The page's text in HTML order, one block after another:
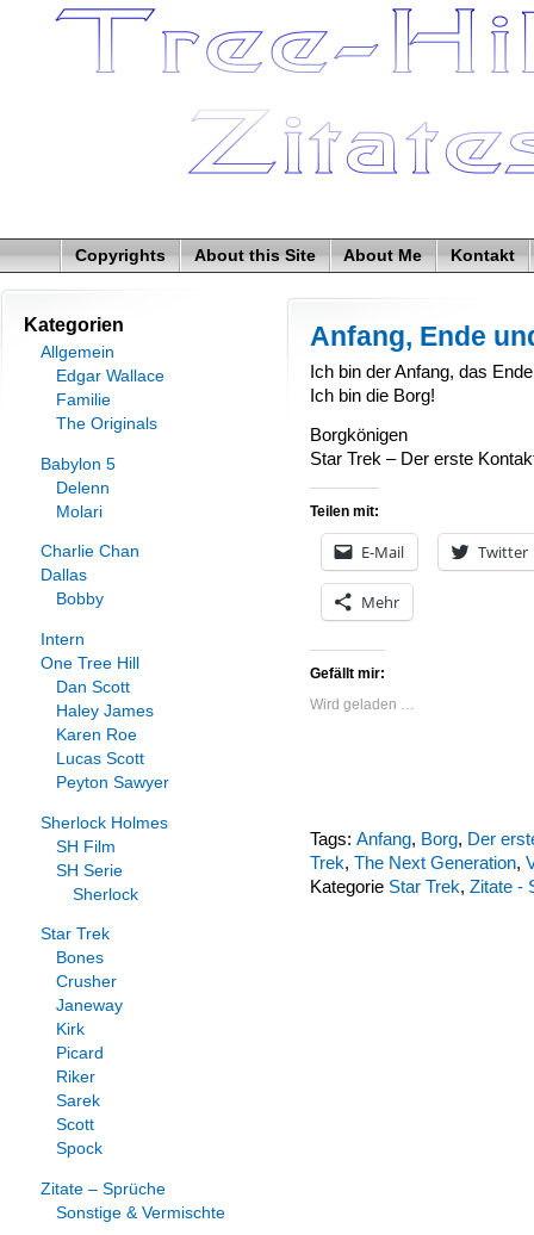
Copyrights About this Site About Me Kontakt
Anfang, Ende
Ich bin der Anfang, das
Ich bin die Borg!
Borgkönigen
Star Trek – Der erste
Teilen mit:
E-Mail Twitter
Mehr
Gefällt mir:
Wird geladen …
Tags: Anfang, Borg, Der
Trek, The Next Generation,
Kategorie Star Trek, Zitate -
Kategorien
Allgemein
Edgar Wallace
Familie
The Originals
Babylon 5
Delenn
Molari
Charlie Chan
Dallas
Bobby
Intern
One Tree Hill
Dan Scott
Haley James
Karen Roe
Lucas Scott
Peyton Sawyer
Sherlock Holmes
SH Film
SH Serie
Sherlock
Star Trek
Bones
Crusher
Janeway
Kirk
Picard
Riker
Sarek
Scott
Spock
Zitate – Sprüche
Sonstige & Vermischte